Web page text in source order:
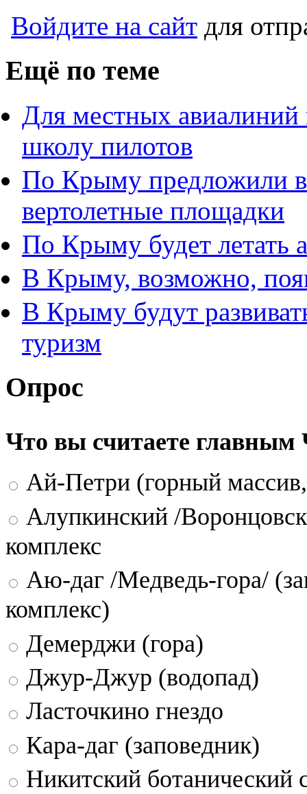
Войдите на сайт для
Ещё по теме
Для местных авиалиний
школу пилотов
По Крыму предложили
вертолетные площадки
По Крыму будет летать
В Крыму, возможно,
В Крыму будут
туризм
Опрос
Что вы считаете
Ай-Петри (горный
Алупкинский /
комплекс
Аю-даг /Медведь-гора/
комплекс)
Демерджи (гора)
Джур-Джур (водопад)
Ласточкино гнездо
Кара-даг (заповедник)
Никитский ботанический